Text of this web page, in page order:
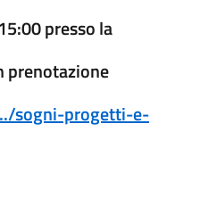
presso la
prenotazione
sogni-progetti-e-